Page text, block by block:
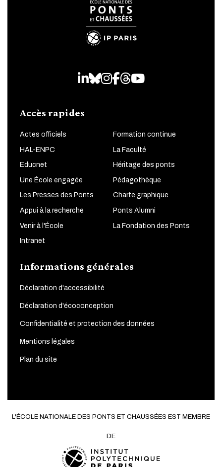
LinkedIn
Bluesky
Instagram
Facebook
Threads
Youtube
Accès rapides
Actes officiels Formation continue
HAL-ENPC La Faculté
Educnet Héritage des ponts
Une École engagée Pédagothèque
Les Presses des Ponts Charte graphique
Appui à la recherche Ponts Alumni
Venir à l'École La Fondation des Ponts
Intranet
Informations générales
Déclaration d'accessibilité
Déclaration d'écoconception
Confidentialité et protection des données
Mentions légales
Plan du site
L'ÉCOLE NATIONALE DES PONTS ET CHAUSSÉES EST MEMBRE
DE